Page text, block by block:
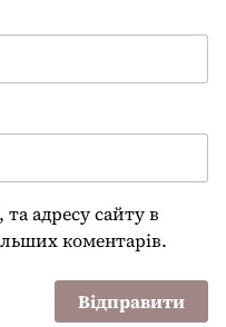
адресу сайту в
коментарів.